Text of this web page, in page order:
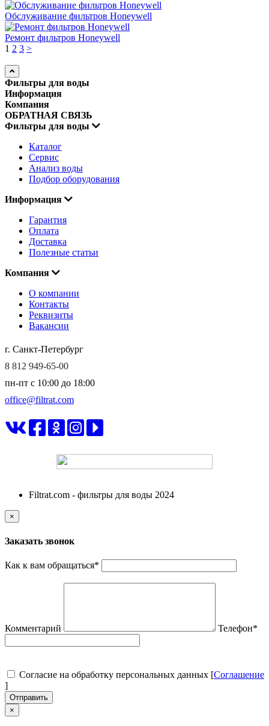
Обслуживание фильтров Honeywell
Ремонт фильтров Honeywell
1 2 3 >
Фильтры для воды
Информация
Компания
ОБРАТНАЯ СВЯЗЬ
Фильтры для воды
Каталог
Сервис
Анализ воды
Подбор оборудования
Информация
Гарантия
Оплата
Доставка
Полезные статьи
Компания
О компании
Контакты
Реквизиты
Вакансии
г. Санкт-Петербург
8 812 949-65-00
пн-пт c 10:00 до 18:00
office@filtrat.com
Filtrat.com - фильтры для воды 2024
×
Заказать звонок
Как к вам обращаться*
Комментарий Телефон*
Согласие на обработку персональных данных [Соглашение
]
Отправить
×